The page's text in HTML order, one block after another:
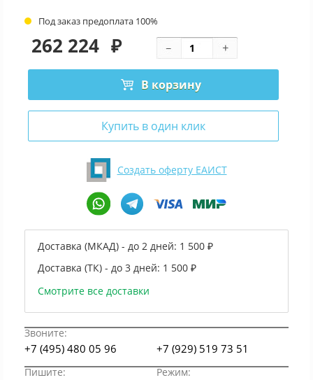
Под заказ предоплата 100%
262 224 ₽
В корзину
Купить в один клик
Создать оферту ЕАИСТ
Доставка (МКАД) - до 2 дней: 1 500 ₽
Доставка (ТК) - до 3 дней: 1 500 ₽
Смотрите все доставки
Звоните:
+7 (495) 480 05 96 +7 (929) 519 73 51
Пишите: Режим: